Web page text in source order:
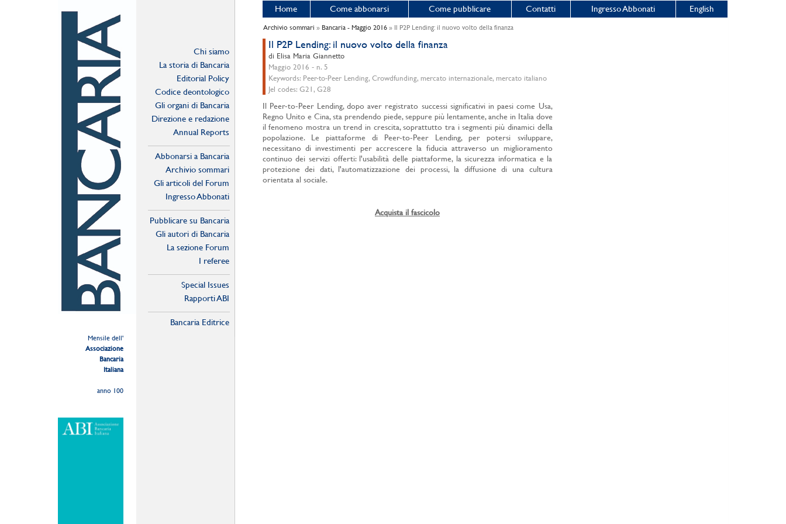
Mensile dell'
Associazione
Bancaria
Italiana
anno 100
Chi siamo
La storia di Bancaria
Editorial Policy
Codice deontologico
Gli organi di Bancaria
Direzione e redazione
Annual Reports
Abbonarsi a Bancaria
Archivio sommari
Gli articoli del Forum
Ingresso Abbonati
Pubblicare su Bancaria
Gli autori di Bancaria
La sezione Forum
I referee
Special Issues
Rapporti ABI
Bancaria Editrice
Home Come abbonarsi Come pubblicare Contatti Ingresso Abbonati English
Archivio sommari » Bancaria - Maggio 2016» Il P2P Lending: il nuovo volto della finanza
Il P2P Lending: il nuovo volto della finanza
di Elisa Maria Giannetto
Maggio 2016 - n. 5
Keywords: Peer-to-Peer Lending, Crowdfunding, mercato internazionale, mercato italiano
Jel codes: G21, G28
Il Peer-to-Peer Lending, dopo aver registrato successi significativi in paesi come Usa,
Regno Unito e Cina, sta prendendo piede, seppure più lentamente, anche in Italia dove
il fenomeno mostra un trend in crescita, soprattutto tra i segmenti più dinamici della
popolazione. Le piattaforme di Peer-to-Peer Lending, per potersi sviluppare,
necessitano di investimenti per accrescere la fiducia attraverso un miglioramento
continuo dei servizi offerti: l'usabilità delle piattaforme, la sicurezza informatica e la
protezione dei dati, l'automatizzazione dei processi, la diffusione di una cultura
orientata al sociale.
Acquista il fascicolo